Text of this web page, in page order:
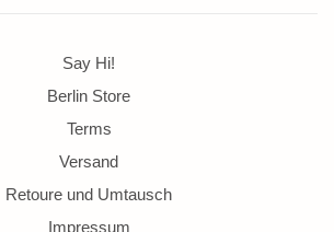
Say Hi!
Berlin Store
Terms
Versand
Retoure und Umtausch
Impressum